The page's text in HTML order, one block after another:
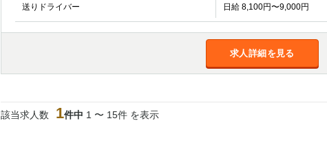
送りドライバー 日給 8,100円〜9,000円
求人詳細を見る
該当求人数 1件中 1 〜 15件 を表示
柏（東口）
八千代台
宇都宮 小山